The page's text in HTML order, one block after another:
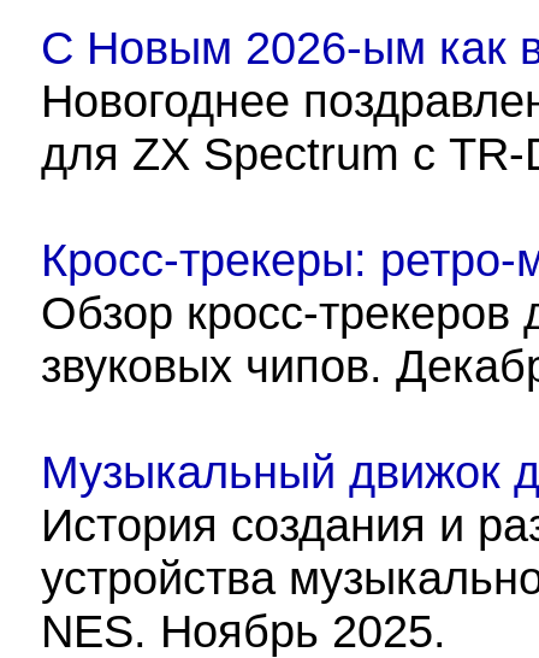
С Новым 2026-ым как
Новогоднее
для ZX Spectrum с
Кросс-трекеры:
Обзор кросс-
звуковых чипов.
Музыкальный движок
История создания и
устройства
NES. Ноябрь 2025.